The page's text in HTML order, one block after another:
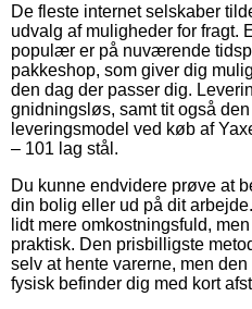
De fleste internet selskaber
udvalg af muligheder for fragt.
populær er på nuværende
pakkeshop, som giver dig
den dag der passer dig.
gnidningsløs, samt tit også
leveringsmodel ved køb af
– 101 lag stål.
Du kunne endvidere prøve at
din bolig eller ud på dit
lidt mere omkostningsfuld,
praktisk. Den prisbilligste
selv at hente varerne, men
fysisk befinder dig med kort